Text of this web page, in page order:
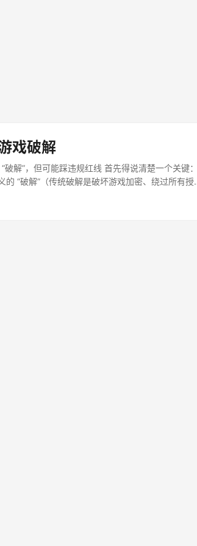
戏破解
解”，但可能踩违规红线 首先得说清楚一个关键
“破解”（传统破解是破坏游戏加密、绕过所有授
怎么说，这么做大概率违反游戏平台协议（比如